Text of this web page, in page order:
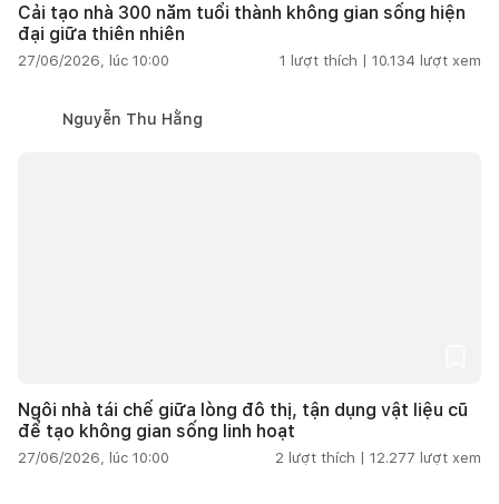
Cải tạo nhà 300 năm tuổi thành không gian sống hiện
đại giữa thiên nhiên
27/06/2026, lúc 10:00 1 lượt thích | 10.134 lượt xem
Nguyễn Thu Hằng
Ngôi nhà tái chế giữa lòng đô thị, tận dụng vật liệu cũ
để tạo không gian sống linh hoạt
27/06/2026, lúc 10:00 2 lượt thích | 12.277 lượt xem